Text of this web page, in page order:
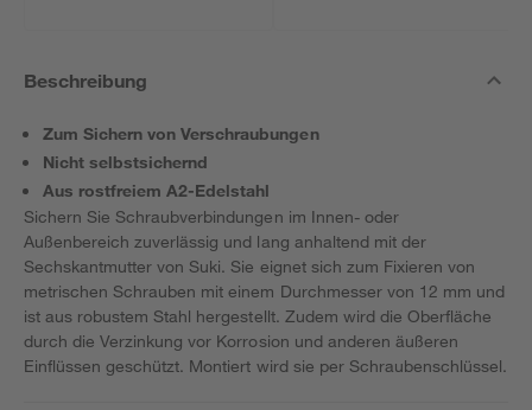
Beschreibung
Zum Sichern von Verschraubungen
Nicht selbstsichernd
Aus rostfreiem A2-Edelstahl
Sichern Sie Schraubverbindungen im Innen- oder
Außenbereich zuverlässig und lang anhaltend mit der
Sechskantmutter von Suki. Sie eignet sich zum Fixieren von
metrischen Schrauben mit einem Durchmesser von 12 mm und
ist aus robustem Stahl hergestellt. Zudem wird die Oberfläche
durch die Verzinkung vor Korrosion und anderen äußeren
Einflüssen geschützt. Montiert wird sie per Schraubenschlüssel.